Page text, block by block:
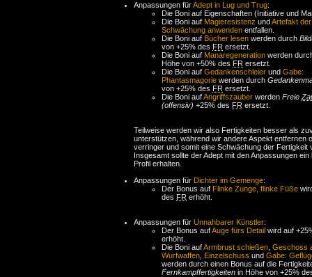
Anpassungen fürAdept in Lug und Trug:
Die Boni auf Eigenschaften (Initiative und
Die Boni auf Magieresistenz undArtefakt der
Schwächung anwenden entfallen.
Die Boni auf Bücher lesen werden durch
von +25% des FR ersetzt.
Die Boni auf Manaregeneration werden
Höhe von +50% des FR ersetzt.
Die Boni auf Gedankenschleier und Gabe:
Phantasmagorie werden durch
von +25% des FR ersetzt.
Die Boni aufAngriffszauber werden Freie
(offensiv) +25% des FR ersetzt.
Teilweise werden wir also Fertigkeiten besser als
unterstützen, während wir andere Aspekt entfernen
verringer und somit eine Schwächung der Fertigkeit
Insgesamt sollte der Adept mit den Anpassungen
Profil erhalten.
Anpassungen für Dichter im Gemenge:
Der Bonus auf Flinke Zunge, flinke Füße
des FR erhöht.
Anpassungen für Unnahbarer Künstler:
Der Bonus aufAuge fürs Detail wird auf
erhöht.
Die Boni aufArmbrust schießen Geschoss
Wurfwaffen Einzelschuss und Gabe:
werden durch einen Bonus auf die
Fernkampffertigkeiten in Höhe von +25%